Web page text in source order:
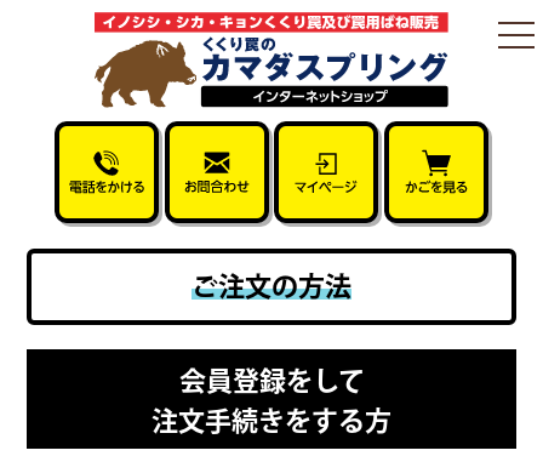
ご注文の方法
会員登録をして
注文手続きをする方